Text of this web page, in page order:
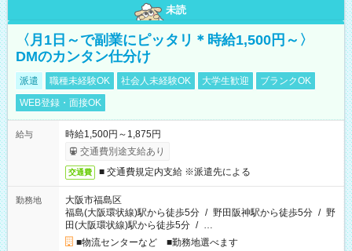
未読
〈月1日～で副業にピッタリ＊時給1,500円～〉
DMのカンタン仕分け
派遣 職種未経験OK 社会人未経験OK 大学生歓迎
ブランクOK
WEB登録・面接OK
給与
時給1,500円～1,875円
交通費別途支給あり
交通費 ■ 交通費規定内支給 ※派遣先による
勤務地
大阪市福島区
福島(大阪環状線)駅から徒歩5分 / 野田阪神駅から徒歩5分 / 野
田(大阪環状線)駅から徒歩5分 / …
■物流センターなど ■勤務地選べます